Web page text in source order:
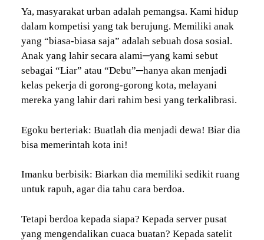
Ya, masyarakat urban adalah pemangsa. Kami hidup
dalam kompetisi yang tak berujung. Memiliki anak
yang “biasa-biasa saja” adalah sebuah dosa sosial.
Anak yang lahir secara alami─yang kami sebut
sebagai “Liar” atau “Debu”─hanya akan menjadi
kelas pekerja di gorong-gorong kota, melayani
mereka yang lahir dari rahim besi yang terkalibrasi.
Egoku berteriak: Buatlah dia menjadi dewa! Biar dia
bisa memerintah kota ini!
Imanku berbisik: Biarkan dia memiliki sedikit ruang
untuk rapuh, agar dia tahu cara berdoa.
Tetapi berdoa kepada siapa? Kepada server pusat
yang mengendalikan cuaca buatan? Kepada satelit